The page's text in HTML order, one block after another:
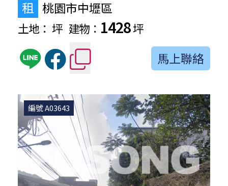
租 桃園市中壢區
土地： 坪 建物： 1428坪
馬上聯絡
編號 A03643